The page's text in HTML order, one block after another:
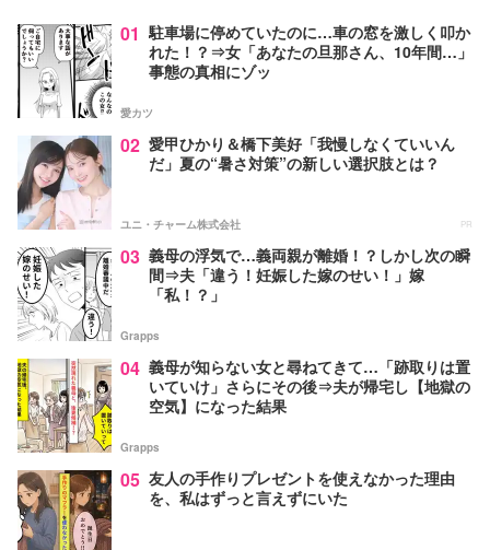
01 駐車場に停めていたのに…車の窓を激しく叩か
れた！？⇒女「あなたの旦那さん、10年間…」
事態の真相にゾッ
愛カツ
02 愛甲ひかり＆橋下美好「我慢しなくていいん
だ」夏の“暑さ対策”の新しい選択肢とは？
ユニ・チャーム株式会社 PR
03 義母の浮気で…義両親が離婚！？しかし次の瞬
間⇒夫「違う！妊娠した嫁のせい！」嫁
「私！？」
Grapps
04 義母が知らない女と尋ねてきて…「跡取りは置
いていけ」さらにその後⇒夫が帰宅し【地獄の
空気】になった結果
Grapps
05 友人の手作りプレゼントを使えなかった理由
を、私はずっと言えずにいた